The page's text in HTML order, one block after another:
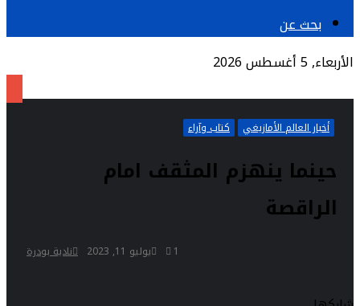
بحث عن
الأربعاء, 5 أغسطس 2026
أخبار العالم الأمازيغي كتاب وآراء
حينما ينهزم المثقف امام
الراقصة
نادية بودرة يوليو 11, 2023 1